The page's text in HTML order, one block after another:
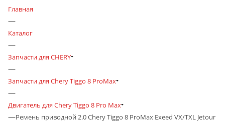
Главная
—
Каталог
—
Запчасти для CHERY
—
Запчасти для Chery Tiggo 8 ProMax
—
Двигатель для Chery Tiggo 8 Pro Max
—Ремень приводной 2.0 Chery Tiggo 8 ProМах Exeed VX/TXL Jetour